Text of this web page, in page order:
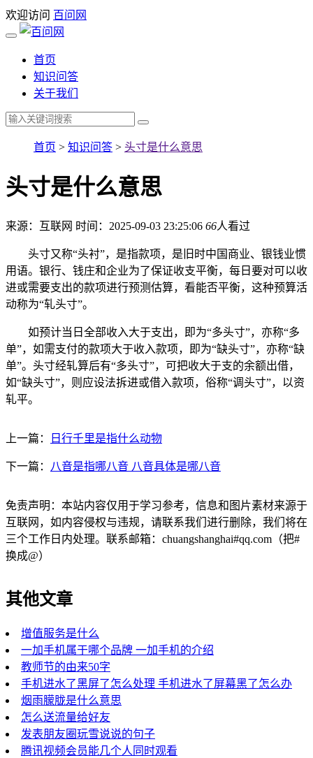
欢迎访问 百问网
首页
知识问答
关于我们
首页 > 知识问答 > 头寸是什么意思
头寸是什么意思
来源：互联网 时间：2025-09-03 23:25:06 66人看过
头寸又称“头衬”，是指款项，是旧时中国商业、银钱业惯
用语。银行、钱庄和企业为了保证收支平衡，每日要对可以收
进或需要支出的款项进行预测估算，看能否平衡，这种预算活
动称为“轧头寸”。
如预计当日全部收入大于支出，即为“多头寸”，亦称“多
单”，如需支付的款项大于收入款项，即为“缺头寸”，亦称“缺
单”。头寸经轧算后有“多头寸”，可把收大于支的余额出借，
如“缺头寸”，则应设法拆进或借入款项，俗称“调头寸”，以资
轧平。
上一篇： 日行千里是指什么动物
下一篇： 八音是指哪八音 八音具体是哪八音
免责声明：本站内容仅用于学习参考，信息和图片素材来源于
互联网，如内容侵权与违规，请联系我们进行删除，我们将在
三个工作日内处理。联系邮箱：chuangshanghai#qq.com（把#
换成@）
其他文章
增值服务是什么
一加手机属于哪个品牌 一加手机的介绍
教师节的由来50字
手机进水了黑屏了怎么处理 手机进水了屏幕黑了怎么办
烟雨朦胧是什么意思
怎么送流量给好友
发表朋友圈玩雪说说的句子
腾讯视频会员能几个人同时观看